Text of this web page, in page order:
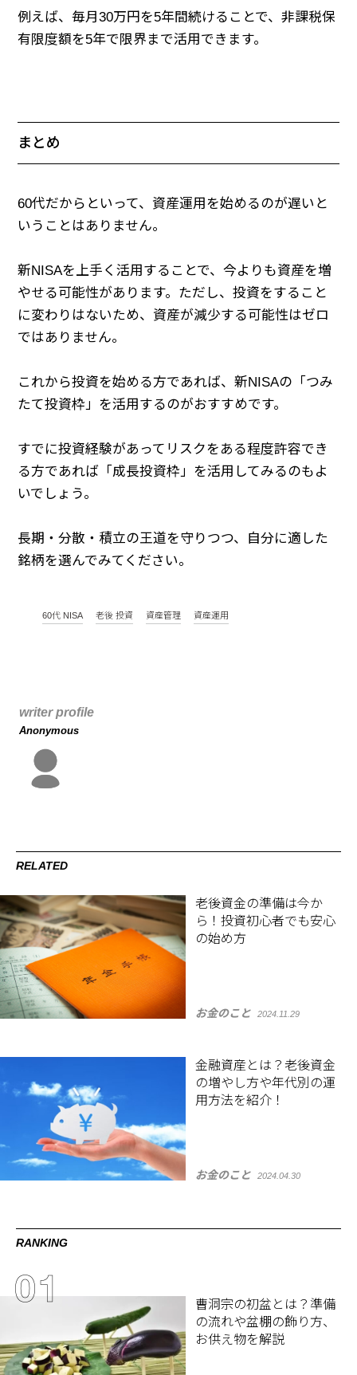
例えば、毎月30万円を5年間続けることで、非課税保
有限度額を5年で限界まで活用できます。
まとめ
60代だからといって、資産運用を始めるのが遅いと
いうことはありません。
新NISAを上手く活用することで、今よりも資産を増
やせる可能性があります。ただし、投資をすること
に変わりはないため、資産が減少する可能性はゼロ
ではありません。
これから投資を始める方であれば、新NISAの「つみ
たて投資枠」を活用するのがおすすめです。
すでに投資経験があってリスクをある程度許容でき
る方であれば「成長投資枠」を活用してみるのもよ
いでしょう。
長期・分散・積立の王道を守りつつ、自分に適した
銘柄を選んでみてください。
60代 NISA 老後 投資 資産管理 資産運用
writer profile
Anonymous
RELATED
老後資金の準備は今か
ら！投資初心者でも安心
の始め方
お金のこと 2024.11.29
金融資産とは？老後資金
の増やし方や年代別の運
用方法を紹介！
お金のこと 2024.04.30
RANKING
曹洞宗の初盆とは？準備
の流れや盆棚の飾り方、
お供え物を解説